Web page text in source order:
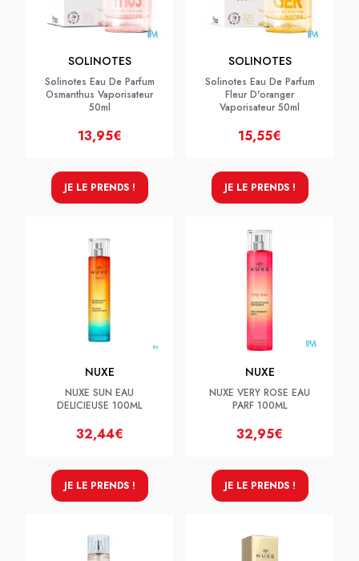
SOLINOTES
Solinotes Eau De Parfum
Osmanthus Vaporisateur
50ml
13,95€
JE LE PRENDS !
SOLINOTES
Solinotes Eau De Parfum
Fleur D'oranger
Vaporisateur 50ml
15,55€
JE LE PRENDS !
NUXE
NUXE SUN EAU
DELICIEUSE 100ML
32,44€
JE LE PRENDS !
NUXE
NUXE VERY ROSE EAU
PARF 100ML
32,95€
JE LE PRENDS !